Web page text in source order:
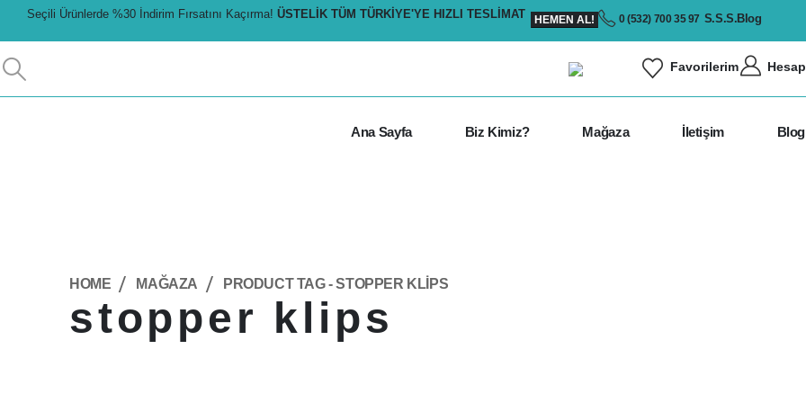
Seçili Ürünlerde %30 İndirim Fırsatını Kaçırma! ÜSTELIK TÜM TÜRKIYE'YE HIZLI TESLIMAT HEMEN AL! 0 (532) 700 35 97 S.S.S.Blog
Favorilerim
Ana Sayfa Biz Kimiz? Mağaza İletişim Blog
HOME MAĞAZA PRODUCT TAG -STOPPER KLIPS
stopper klips